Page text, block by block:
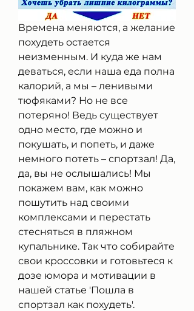
Времена меняются, а желание
похудеть остается
неизменным. И куда же нам
деваться, если наша еда полна
калорий, а мы – ленивыми
тюфяками? Но не все
потеряно! Ведь существует
одно место, где можно и
покушать, и попеть, и даже
немного потеть – спортзал! Да,
да, вы не ослышались! Мы
покажем вам, как можно
пошутить над своими
комплексами и перестать
стесняться в пляжном
купальнике. Так что собирайте
свои кроссовки и готовьтеся к
дозе юмора и мотивации в
нашей статье 'Пошла в
спортзал как похудеть'.